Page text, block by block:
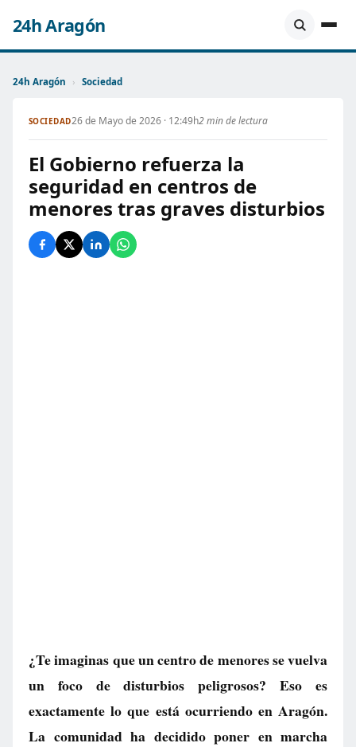
24h Aragón
24h Aragón › Sociedad
SOCIEDAD26 de Mayo de 2026 · 12:49h2 min de lectura
El Gobierno refuerza la
seguridad en centros de
menores tras graves disturbios
¿Te imaginas que un centro de menores se vuelva
un foco de disturbios peligrosos? Eso es
exactamente lo que está ocurriendo en Aragón.
La comunidad ha decidido poner en marcha